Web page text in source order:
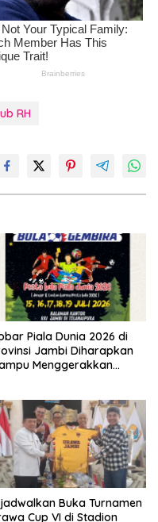
RH
Piala Dunia 2026 di
Jambi Diharapkan
Menggerakkan
Buka Turnamen
Cup VI di Stadion